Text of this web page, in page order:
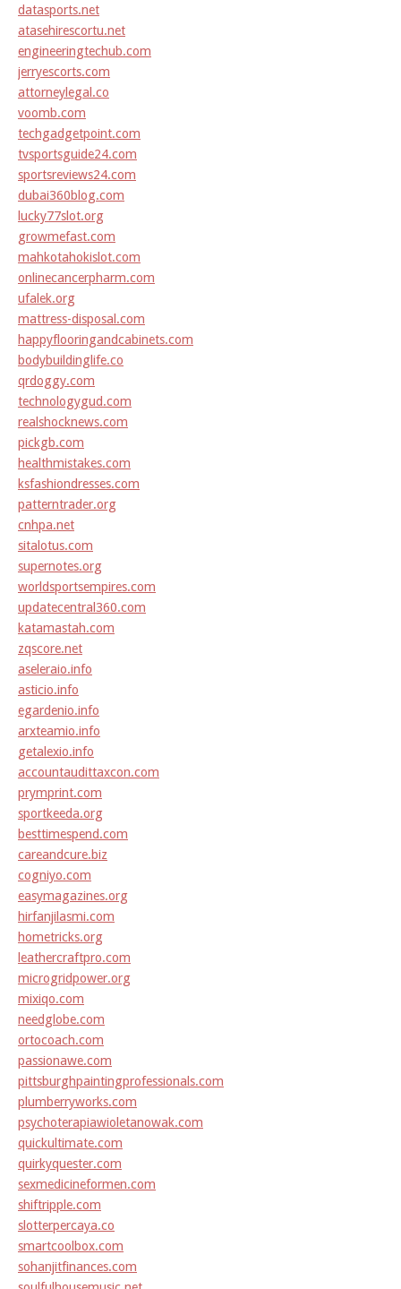
datasports.net
atasehirescortu.net
engineeringtechub.com
jerryescorts.com
attorneylegal.co
voomb.com
techgadgetpoint.com
tvsportsguide24.com
sportsreviews24.com
dubai360blog.com
lucky77slot.org
growmefast.com
mahkotahokislot.com
onlinecancerpharm.com
ufalek.org
mattress-disposal.com
happyflooringandcabinets.com
bodybuildinglife.co
qrdoggy.com
technologygud.com
realshocknews.com
pickgb.com
healthmistakes.com
ksfashiondresses.com
patterntrader.org
cnhpa.net
sitalotus.com
supernotes.org
worldsportsempires.com
updatecentral360.com
katamastah.com
zqscore.net
aseleraio.info
asticio.info
egardenio.info
arxteamio.info
getalexio.info
accountaudittaxcon.com
prymprint.com
sportkeeda.org
besttimespend.com
careandcure.biz
cogniyo.com
easymagazines.org
hirfanjilasmi.com
hometricks.org
leathercraftpro.com
microgridpower.org
mixiqo.com
needglobe.com
ortocoach.com
passionawe.com
pittsburghpaintingprofessionals.com
plumberryworks.com
psychoterapiawioletanowak.com
quickultimate.com
quirkyquester.com
sexmedicineformen.com
shiftripple.com
slotterpercaya.co
smartcoolbox.com
sohanjitfinances.com